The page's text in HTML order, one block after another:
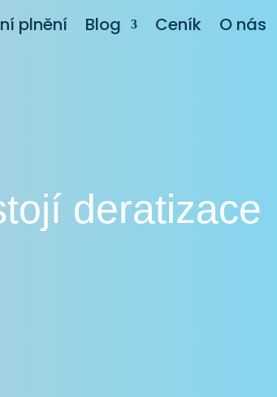
plnění Blog Ceník O nás
deratizace